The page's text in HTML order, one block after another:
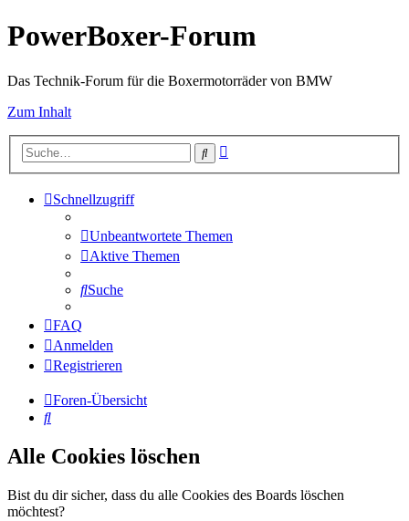
PowerBoxer-Forum
Das Technik-Forum für die Boxermotorräder von BMW
Zum Inhalt
Suche
Schnellzugriff
Unbeantwortete Themen
Aktive Themen
Suche
FAQ
Anmelden
Registrieren
Foren-Übersicht
Suche
Alle Cookies löschen
Bist du dir sicher, dass du alle Cookies des Boards löschen
möchtest?